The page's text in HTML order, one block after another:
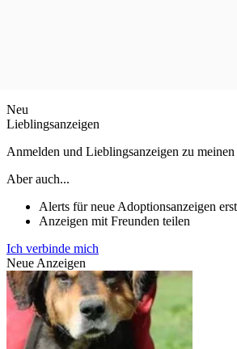
Neu
Lieblingsanzeigen
Anmelden und Lieblingsanzeigen zu
Aber auch...
Alerts für neue Adoptionsanzeigen
Anzeigen mit Freunden teilen
Ich verbinde mich
Neue Anzeigen